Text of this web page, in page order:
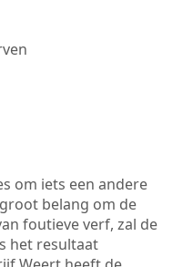
om iets een andere
belang om de
foutieve verf, zal de
het resultaat